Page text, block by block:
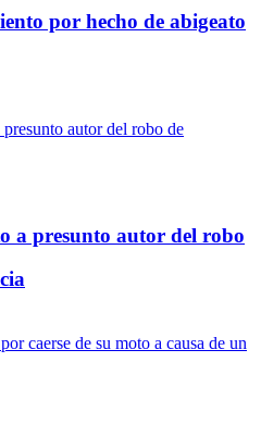
por hecho de abigeato
a presunto autor del robo